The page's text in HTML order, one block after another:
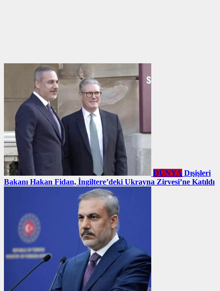
DÜNYA Dışişleri
Bakanı Hakan Fidan, İngiltere’deki Ukrayna Zirvesi’ne Katıldı